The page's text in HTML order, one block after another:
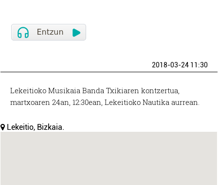
2018-03-24 11:30
Lekeitioko Musikaia Banda Txikiaren kontzertua,
martxoaren 24an, 12:30ean, Lekeitioko Nautika aurrean.
Lekeitio, Bizkaia.